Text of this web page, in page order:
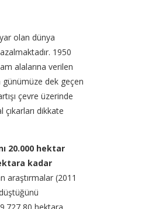
olan dünya
1950
alalarına verilen
günümüze dek geçen
çevre üzerinde
dikkate
20.000 hektar
kadar
araştırmalar (2011
hektara